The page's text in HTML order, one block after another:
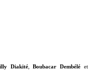
Diakité,Boubacar Dembélé et